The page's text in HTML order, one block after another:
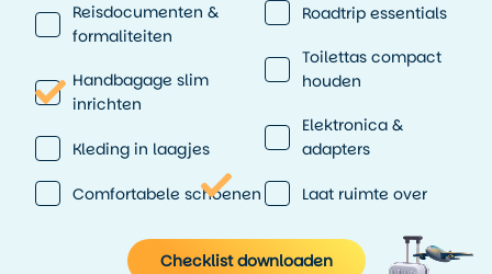
Reisdocumenten &
formaliteiten
Handbagage slim
inrichten
Kleding in laagjes
Comfortabele schoenen
Roadtrip essentials
Toilettas compact
houden
Elektronica &
adapters
Laat ruimte over
Checklist downloaden